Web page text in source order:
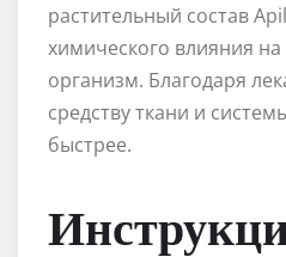
растительный состав
химического влияния
организм. Благодаря
средству ткани и
быстрее.